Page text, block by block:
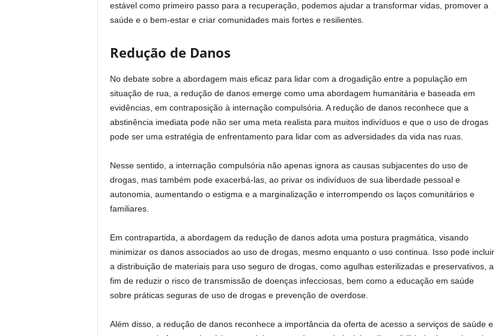
estável como primeiro passo para a recuperação, podemos ajudar a transformar vidas, promover a
saúde e o bem-estar e criar comunidades mais fortes e resilientes.
Redução de Danos
No debate sobre a abordagem mais eficaz para lidar com a drogadição entre a população em
situação de rua, a redução de danos emerge como uma abordagem humanitária e baseada em
evidências, em contraposição à internação compulsória. A redução de danos reconhece que a
abstinência imediata pode não ser uma meta realista para muitos indivíduos e que o uso de drogas
pode ser uma estratégia de enfrentamento para lidar com as adversidades da vida nas ruas.
Nesse sentido, a internação compulsória não apenas ignora as causas subjacentes do uso de
drogas, mas também pode exacerbá-las, ao privar os indivíduos de sua liberdade pessoal e
autonomia, aumentando o estigma e a marginalização e interrompendo os laços comunitários e
familiares.
Em contrapartida, a abordagem da redução de danos adota uma postura pragmática, visando
minimizar os danos associados ao uso de drogas, mesmo enquanto o uso continua. Isso pode incluir
a distribuição de materiais para uso seguro de drogas, como agulhas esterilizadas e preservativos, a
fim de reduzir o risco de transmissão de doenças infecciosas, bem como a educação em saúde
sobre práticas seguras de uso de drogas e prevenção de overdose.
Além disso, a redução de danos reconhece a importância da oferta de acesso a serviços de saúde e